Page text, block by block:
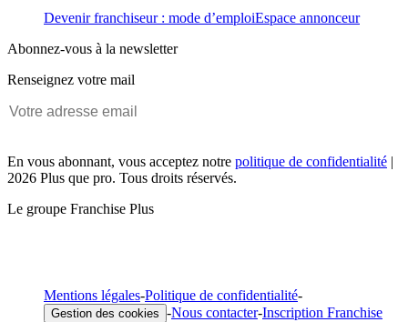
Devenir franchiseur : mode d’emploiEspace annonceur
Abonnez-vous à la newsletter
Renseignez votre mail
En vous abonnant, vous acceptez notre politique de confidentialité |
2026 Plus que pro. Tous droits réservés.
Le groupe Franchise Plus
Mentions légales-Politique de confidentialité-
Gestion des cookies -Nous contacter-Inscription Franchise